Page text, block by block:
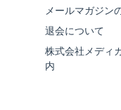
メールマガジン
退会について
株式会社メディ
内